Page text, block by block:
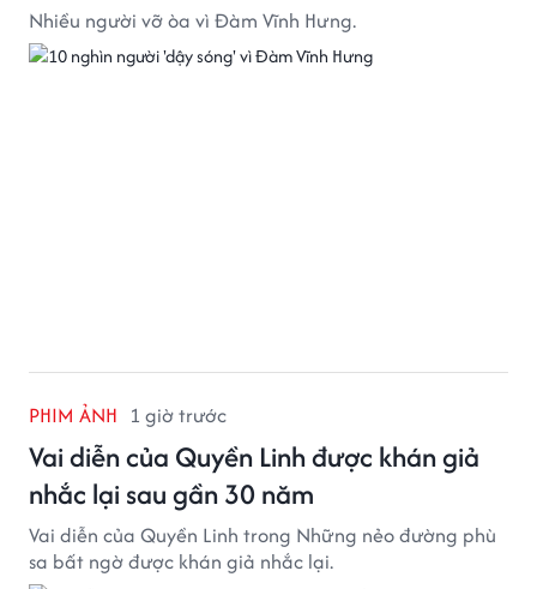
Nhiều người vỡ òa vì Đàm Vĩnh Hưng.
PHIM ẢNH 1 giờ trước
Vai diễn của Quyền Linh được khán giả
nhắc lại sau gần 30 năm
Vai diễn của Quyền Linh trong Những nẻo đường phù
sa bất ngờ được khán giả nhắc lại.